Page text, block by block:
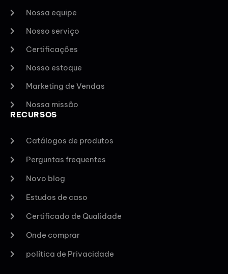
Nossa equipe
Nosso serviço
Certificações
Nosso estoque
Marketing de Vendas
Nossa missão
RECURSOS
Catálogos de produtos
Perguntas frequentes
Novo blog
Estudos de caso
Certificado de Qualidade
Onde comprar
política de Privacidade